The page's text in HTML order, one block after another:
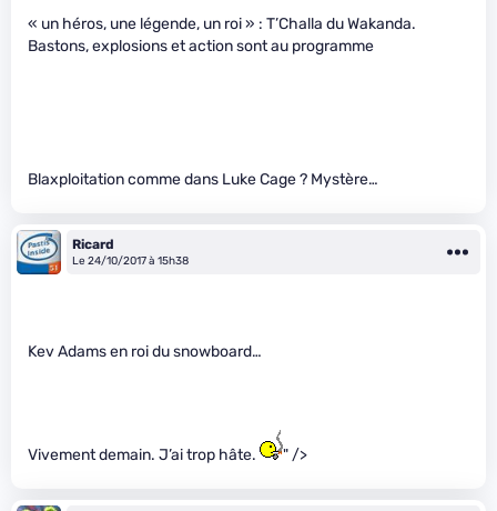
« un héros, une légende, un roi » : T’Challa du Wakanda.
Bastons, explosions et action sont au programme
Blaxploitation comme dans Luke Cage ? Mystère…
Ricard
Le 24/10/2017 à 15h38
Kev Adams en roi du snowboard…
Vivement demain. J’ai trop hâte. " />